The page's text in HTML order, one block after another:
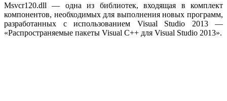
Msvcr120.dll — одна из библиотек, входящая в комплект
компонентов, необходимых для выполнения новых программ,
разработанных с использованием Visual Studio 2013 —
«Распространяемые пакеты Visual C++ для Visual Studio 2013».